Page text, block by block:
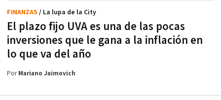
El plazo fijo UVA es una de las pocas
inversiones que le gana a la inflación en
lo que va del año
FINANZAS / La lupa de la City
PorMariano Jaimovich